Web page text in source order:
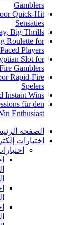
Gamblers
Quick‑Hit
Sensaties
Big Thrills
Roulette for
Players
Slot for
Gamblers
Rapid‑Fire
Spelers
Instant Wins
für den
Enthusiast
الصفحة
اختبارات